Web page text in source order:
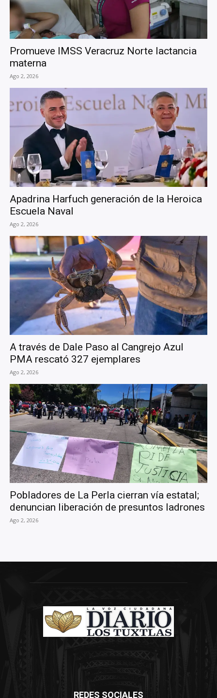
Promueve IMSS Veracruz Norte lactancia
materna
Ago 2, 2026
Apadrina Harfuch generación de la Heroica
Escuela Naval
Ago 2, 2026
A través de Dale Paso al Cangrejo Azul
PMA rescató 327 ejemplares
Ago 2, 2026
Pobladores de La Perla cierran vía estatal;
denuncian liberación de presuntos ladrones
Ago 2, 2026
REDES SOCIALES